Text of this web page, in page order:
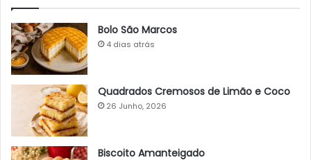
Bolo São Marcos
4 dias atrás
Quadrados Cremosos de Limão e Coco
26 Junho, 2026
Biscoito Amanteigado